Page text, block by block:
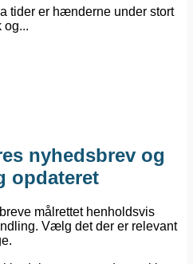
tider er hænderne under stort
og...
nyhedsbrev og
opdateret
målrettet henholdsvis
Vælg det der er relevant